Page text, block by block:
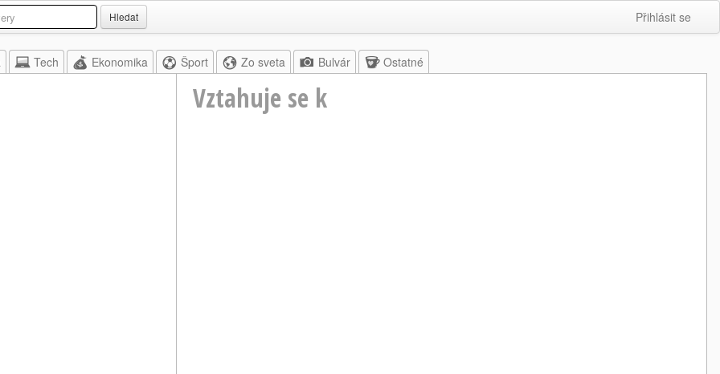
Hledat Přihlásit se
Tech Ekonomika Šport Zo sveta Bulvár Ostatné
Vztahuje se k